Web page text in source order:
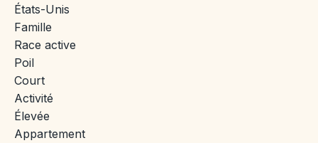
États-Unis
Famille
Race active
Poil
Court
Activité
Élevée
Appartement